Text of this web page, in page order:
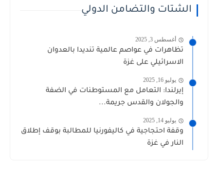
الشتات والتضامن الدولي
أغسطس 3, 2025
تظاهرات في عواصم عالمية تنديدا بالعدوان
الاسرائيلي على غزة
يوليو 16, 2025
إيرلندا: التعامل مع المستوطنات في الضفة
والجولان والقدس جريمة...
يوليو 14, 2025
وقفة احتجاجية في كاليفورنيا للمطالبة بوقف إطلاق
النار في غزة